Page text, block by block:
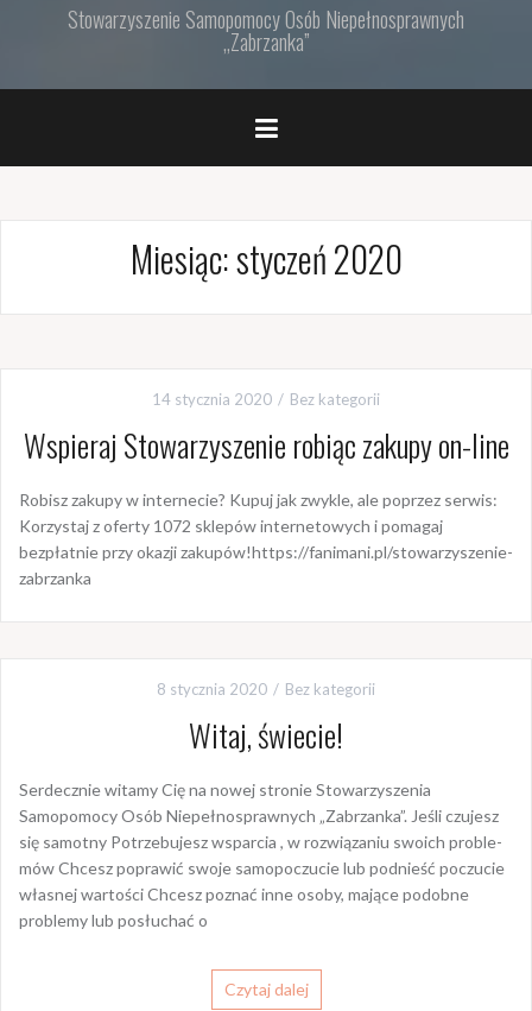
Sto­wa­rzy­sze­nie Sa­mo­po­mo­cy Osób Nie­peł­no­spraw­nych
„Za­brzan­ka”
Miesiąc:styczeń 2020
14 stycznia 2020 Bez kategorii
Wspieraj Stowarzyszenie robiąc zakupy on-line
Robisz zakupy w internecie? Kupuj jak zwykle, ale poprzez serwis:
Korzystaj z oferty 1072 sklepów internetowych i pomagaj
bezpłatnie przy okazji zakupów!https://fanimani.pl/stowarzyszenie-
zabrzanka
8 stycznia 2020 Bez kategorii
Witaj, świecie!
Serdecznie witamy Cię na nowej stronie Stowarzyszenia
Samopomocy Osób Niepełnosprawnych „Zabrzanka”. Jeśli czujesz
się samotny Po­trze­bu­jesz wsparcia , w roz­wią­za­niu swoich pro­ble­
mów Chcesz poprawić swoje sa­mo­po­czu­cie lub podnieść poczucie
własnej wartości Chcesz poznać inne osoby, mające podobne
problemy lub po­słu­chać o
Czytaj dalej